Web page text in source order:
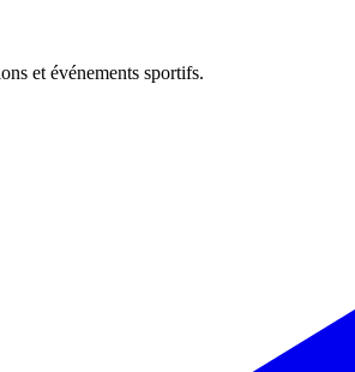
et événements sportifs.